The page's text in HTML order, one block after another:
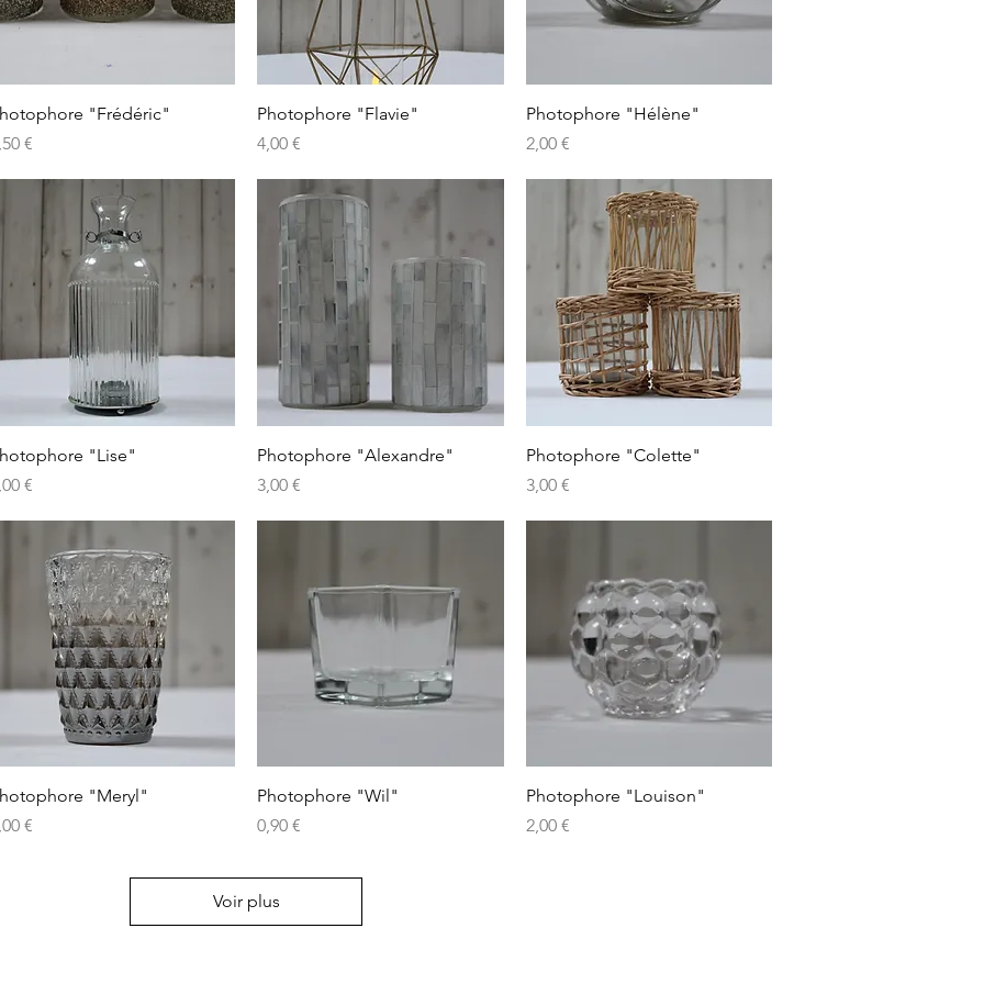
Aperçu rapide
"Frédéric"
€
Aperçu rapide
Photophore "Flavie"
Prix
4,00 €
Aperçu rapide
Photophore "Hélène"
Prix
2,00 €
Aperçu rapide
"Lise"
€
Aperçu rapide
Photophore "Alexandre"
Prix
3,00 €
Aperçu rapide
Photophore "Colette"
Prix
3,00 €
Aperçu rapide
"Meryl"
€
Aperçu rapide
Photophore "Wil"
Prix
0,90 €
Aperçu rapide
Photophore "Louison"
Prix
2,00 €
Voir plus